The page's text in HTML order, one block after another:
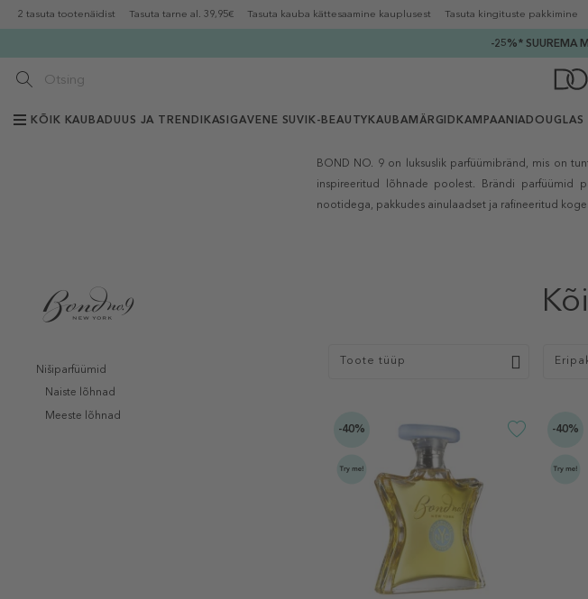
2 tasuta tootenäidist Tasuta tarne al. 39,95€ Tasuta kauba kättesaamine kauplusest Tasuta kingituste pakkimine
-25%* SUUREMA
KÕIK KAUBADUUS JA TRENDIKAS IGAVENE SUVI K-BEAUTY KAUBAMÄRGID KAMPAANIA
BOND NO. 9on luksuslik parfüümibränd, mis on
inspireeritud lõhnade poolest. Brändi parfüümid
nootidega, pakkudes ainulaadset ja rafineeritud
Nišiparfüümid
Naiste lõhnad
Meeste lõhnad
Toote tüüp
-40% -40%